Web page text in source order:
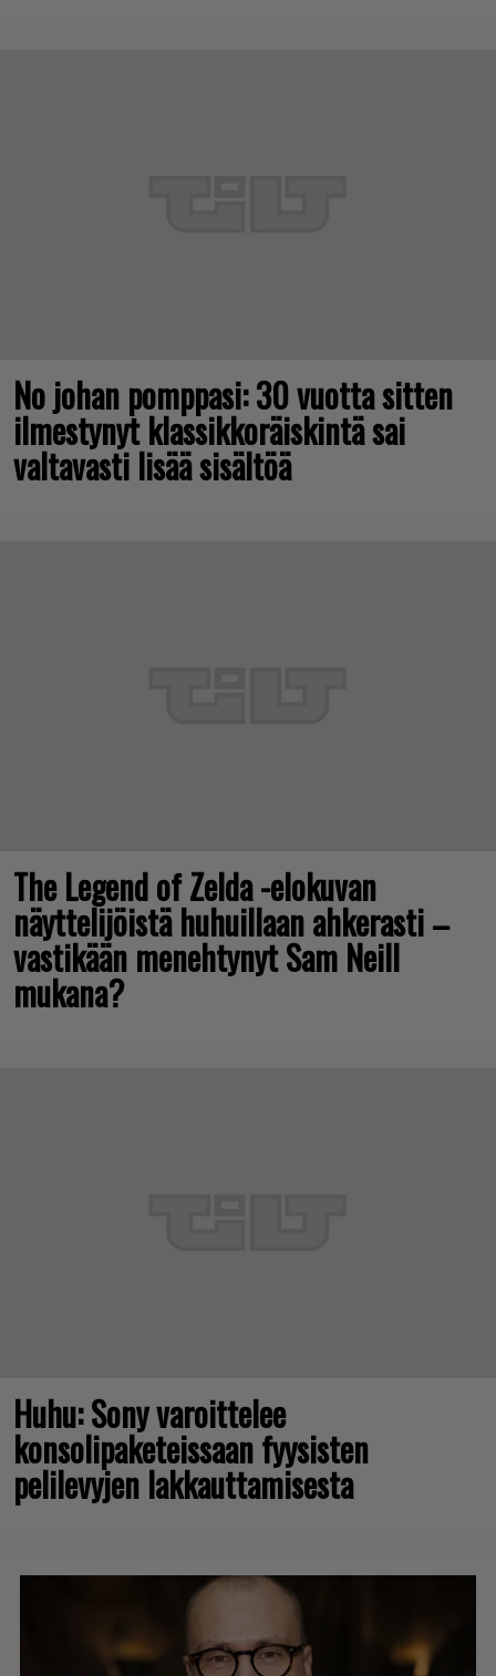
No johan pomppasi: 30 vuotta sitten
ilmestynyt klassikkoräiskintä sai
valtavasti lisää sisältöä
The Legend of Zelda -elokuvan
näyttelijöistä huhuillaan ahkerasti –
vastikään menehtynyt Sam Neill
mukana?
Huhu: Sony varoittelee
konsolipaketeissaan fyysisten
pelilevyjen lakkauttamisesta